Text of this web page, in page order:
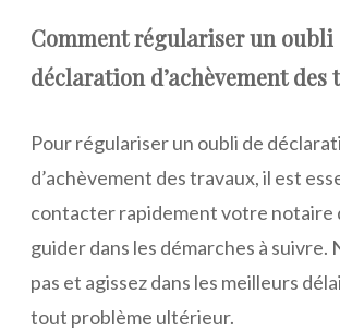
Comment régulariser un oubli
déclaration d’achèvement des
Pour régulariser un oubli de
d’achèvement des travaux, il est
contacter rapidement votre notaire
guider dans les démarches à suivre.
pas et agissez dans les meilleurs
tout problème ultérieur.